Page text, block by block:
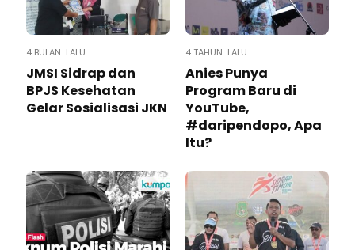
4 BULAN LALU
JMSI Sidrap dan
BPJS Kesehatan
Gelar Sosialisasi JKN
4 TAHUN LALU
Anies Punya
Program Baru di
YouTube,
#daripendopo, Apa
Itu?